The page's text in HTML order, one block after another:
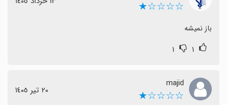
☆☆☆☆★
باز نمیشه
۱ ۱
majid
☆☆☆☆★ ٢٠ تیر ١٤٠٥